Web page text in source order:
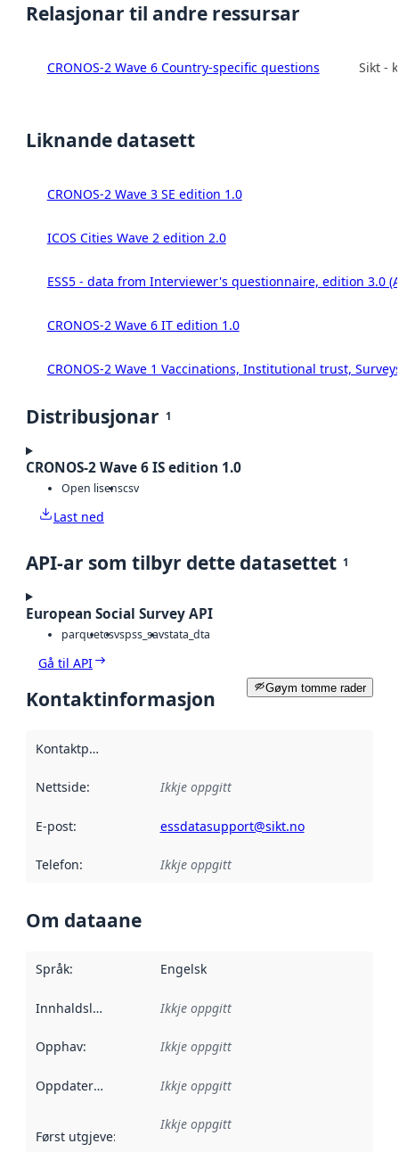
Relasjonar til andre ressursar
CRONOS-2 Wave 6 Country-specific questions Sikt -
Liknande datasett
CRONOS-2 Wave 3 SE edition 1.0
ICOS Cities Wave 2 edition 2.0
ESS5 - data from Interviewer's questionnaire, edition 3.0
CRONOS-2 Wave 6 IT edition 1.0
CRONOS-2 Wave 1 Vaccinations, Institutional trust,
Distribusjonar 1
CRONOS-2 Wave 6 IS edition 1.0
Open lisenscsv
Last ned
API-ar som tilbyr dette datasettet 1
European Social Survey API
parquetcsvspss_savstata_dta
Gå til API
Gøym tomme rader
Kontaktinformasjon
Kontaktpunkt
Nettside: Ikkje oppgitt
E-post: essdatasupport@sikt.no
Telefon: Ikkje oppgitt
Om dataane
Språk: Engelsk
Innhaldsleverandørar :
Ikkje oppgitt
Opphav: Ikkje oppgitt
Oppdateringsfrekvens :
Ikkje oppgitt
Først utgjeve: Denne datoen seier når dataa i dette
Ikkje oppgitt